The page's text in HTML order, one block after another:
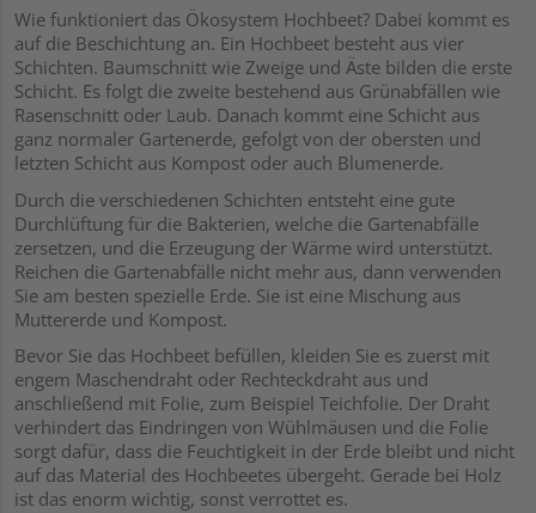
Wie funktioniert das Ökosystem Hochbeet? Dabei kommt es
auf die Beschichtung an. Ein Hochbeet besteht aus vier
Schichten. Baumschnitt wie Zweige und Äste bilden die erste
Schicht. Es folgt die zweite bestehend aus Grünabfällen wie
Rasenschnitt oder Laub. Danach kommt eine Schicht aus
ganz normaler Gartenerde, gefolgt von der obersten und
letzten Schicht aus Kompost oder auch Blumenerde.
Durch die verschiedenen Schichten entsteht eine gute
Durchlüftung für die Bakterien, welche die Gartenabfälle
zersetzen, und die Erzeugung der Wärme wird unterstützt.
Reichen die Gartenabfälle nicht mehr aus, dann verwenden
Sie am besten spezielle Erde. Sie ist eine Mischung aus
Muttererde und Kompost.
Bevor Sie das Hochbeet befüllen, kleiden Sie es zuerst mit
engem Maschendraht oder Rechteckdraht aus und
anschließend mit Folie, zum Beispiel Teichfolie. Der Draht
verhindert das Eindringen von Wühlmäusen und die Folie
sorgt dafür, dass die Feuchtigkeit in der Erde bleibt und nicht
auf das Material des Hochbeetes übergeht. Gerade bei Holz
ist das enorm wichtig, sonst verrottet es.